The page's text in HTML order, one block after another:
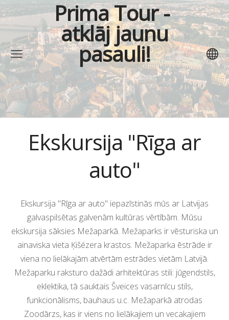
Prima Tour-
atklāj jaunu
pasauli!
Ekskursija "Rīga ar
auto"
Ekskursija "Rīga ar auto" iepazīstinās mūs ar Latvijas
galvaspilsētas galvenām kultūras vērtībām. Mūsu
ekskursija sāksies Mežaparkā. Mežaparks ir vēsturiska un
ainaviska vieta Ķišézera krastos. Mežaparka ēstrāde ir
viena no lielākajām atvērtām estrādes vietām Latvijā.
Mežaparku raksturo dažādi arhitektūras stili: jūgendstils,
eklektika, tā sauktais Šveices vasarnīcu stils,
funkcionālisms, bauhaus u.c. Mežaparkā atrodas
Zoodārzs, kas ir viens no lielākajiem un vecakajiem